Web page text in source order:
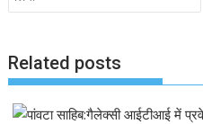
k p
Related posts